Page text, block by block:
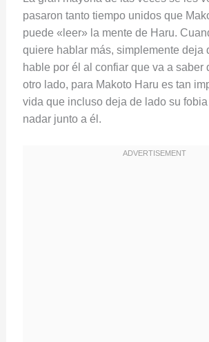
pasaron tanto tiempo unidos que
puede «leer» la mente de Haru.
quiere hablar más, simplemente deja
hable por él al confiar que va a saber
otro lado, para Makoto Haru es tan
vida que incluso deja de lado su
nadar junto a él.